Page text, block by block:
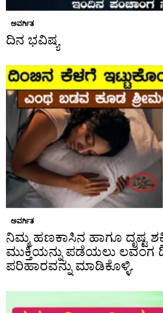
ಅವರ್ಗಿತ
ದಿನ ಭವಿಷ್ಯ
ಅವರ್ಗಿತ
ನಿಮ್ಮ ಹಣಕಾಸಿನ ಹಾಗೂ ದೃಷ್ಟ
ಮುಕ್ತಿಯನ್ನು ಪಡೆಯಲು ಲವಂಗ
ಪರಿಹಾರವನ್ನು ಮಾಡಿಕೊಳ್ಳಿ.